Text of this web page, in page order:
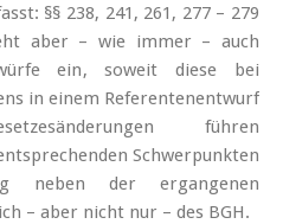
§§ 238, 241, 261, 277 – 279
aber – wie immer – auch
ein, soweit diese bei
in einem Referentenentwurf
führen
Schwerpunkten
neben der ergangenen
– aber nicht nur – des BGH.